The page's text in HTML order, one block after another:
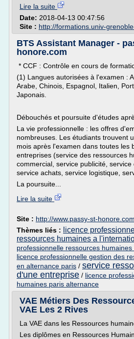
Lire la suite
Date: 2018-04-13 00:47:56
Site : http://formations.univ-
BTS Assistant Manager -
honore.com
* CCF : Contrôle en cours de
(1) Langues autorisées à l'examen :
Arabe, Chinois, Espagnol, Italien,
Japonais.
Débouchés et poursuite d'études
La vie professionnelle : les offres
nombreuses. Les étudiants trouvent
mois après l'examen dans toutes les
entreprises (service des ressources
commercial, service publicité, service
service achats, service logistique,
La poursuite...
Lire la suite
Site : http://www.passy-st-honore.com
Thèmes liés :
licence
ressources humaines a
professionnelle ressources
licence professionnelle gestion des
en alternance paris / service
d'une entreprise / licence
humaines paris alternance
VAE Métiers Des
VAE Les 2 Rives
La VAE dans les Ressources
Les diplômes en Ressources